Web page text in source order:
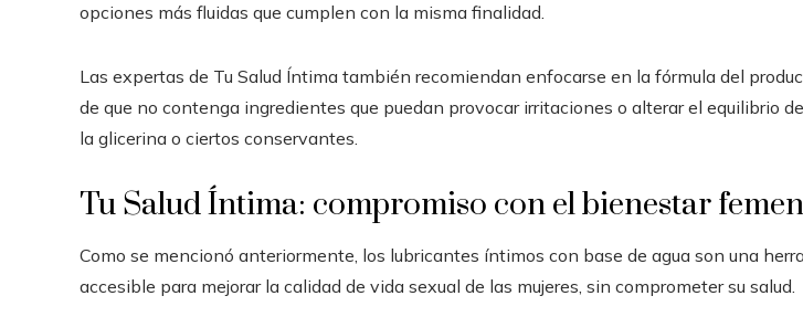
opciones más fluidas que cumplen con la misma finalidad.
Las expertas de Tu Salud Íntima también recomiendan enfocarse en la fórmula del
de que no contenga ingredientes que puedan provocar irritaciones o alterar el equilibrio
la glicerina o ciertos conservantes.
Tu Salud Íntima: compromiso con el bienestar
Como se mencionó anteriormente, los lubricantes íntimos con base de agua son una
accesible para mejorar la calidad de vida sexual de las mujeres, sin comprometer su salud.